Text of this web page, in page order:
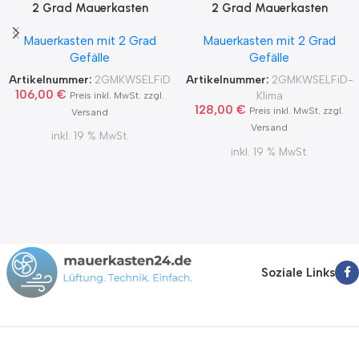
2 Grad Mauerkasten
Kondensatablauf auch mit
Blower Door Test und
Zertifikat Ø100, 125, 150
2Grad MKWSELFiD
Mauerkasten mit 2 Grad
Gefälle
Artikelnummer: 2GMKWSELFiD
106,00 € Preis inkl. MwSt. zzgl.
Versand
inkl. 19 % MwSt.
2 Grad Mauerkasten
Kondensatablauf für
Klimageräte Ø150 2Grad
MKWSELFiD
Mauerkasten mit 2 Grad
Gefälle
Artikelnummer: 2GMKWSELFiD-
Klima
128,00 € Preis inkl. MwSt. zzgl.
Versand
inkl. 19 % MwSt.
Soziale Links